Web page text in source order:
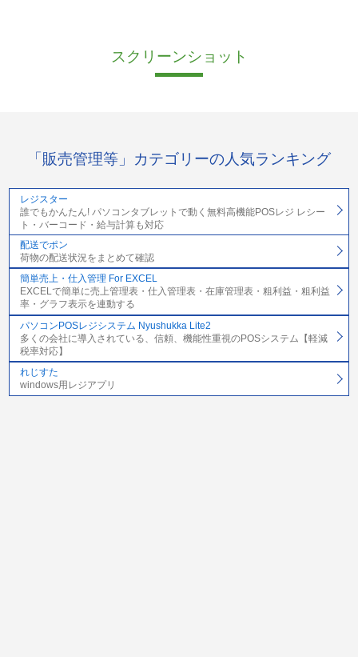
スクリーンショット
「販売管理等」カテゴリーの人気ランキング
レジスター
誰でもかんたん! パソコンタブレットで動く無料高機能POSレジ レシー
ト・バーコード・給与計算も対応
配送でポン
荷物の配送状況をまとめて確認
簡単売上・仕入管理 For EXCEL
EXCELで簡単に売上管理表・仕入管理表・在庫管理表・粗利益・粗利益
率・グラフ表示を連動する
パソコンPOSレジシステム Nyushukka Lite2
多くの会社に導入されている、信頼、機能性重視のPOSシステム【軽減
税率対応】
れじすた
windows用レジアプリ